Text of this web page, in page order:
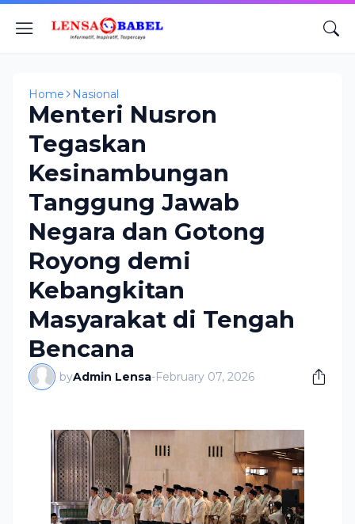
Home Nasional
Menteri Nusron
Tegaskan
Kesinambungan
Tanggung Jawab
Negara dan Gotong
Royong demi
Kebangkitan
Masyarakat di Tengah
Bencana
byAdmin Lensa-February 07, 2026